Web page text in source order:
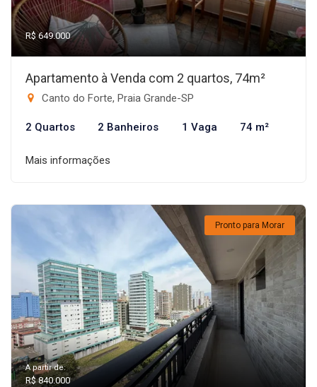
R$ 649.000
Apartamento à Venda com 2 quartos, 74m²
Canto do Forte, Praia Grande-SP
2 Quartos 2 Banheiros 1 Vaga 74 m²
Mais informações
Pronto para Morar
A partir de:
R$ 840.000